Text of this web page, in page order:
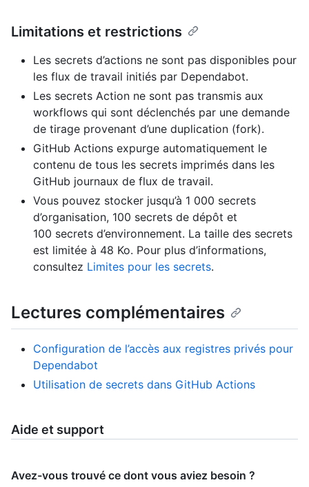
Limitations et restrictions
Les secrets d’actions ne sont pas disponibles pour
les flux de travail initiés par Dependabot.
Les secrets Action ne sont pas transmis aux
workflows qui sont déclenchés par une demande
de tirage provenant d’une duplication (fork).
GitHub Actions expurge automatiquement le
contenu de tous les secrets imprimés dans les
GitHub journaux de flux de travail.
Vous pouvez stocker jusqu’à 1 000 secrets
d’organisation, 100 secrets de dépôt et
100 secrets d’environnement. La taille des secrets
est limitée à 48 Ko. Pour plus d’informations,
consultez Limites pour les secrets.
Lectures complémentaires
Configuration de l’accès aux registres privés pour
Dependabot
Utilisation de secrets dans GitHub Actions
Aide et support
Avez-vous trouvé ce dont vous aviez besoin ?